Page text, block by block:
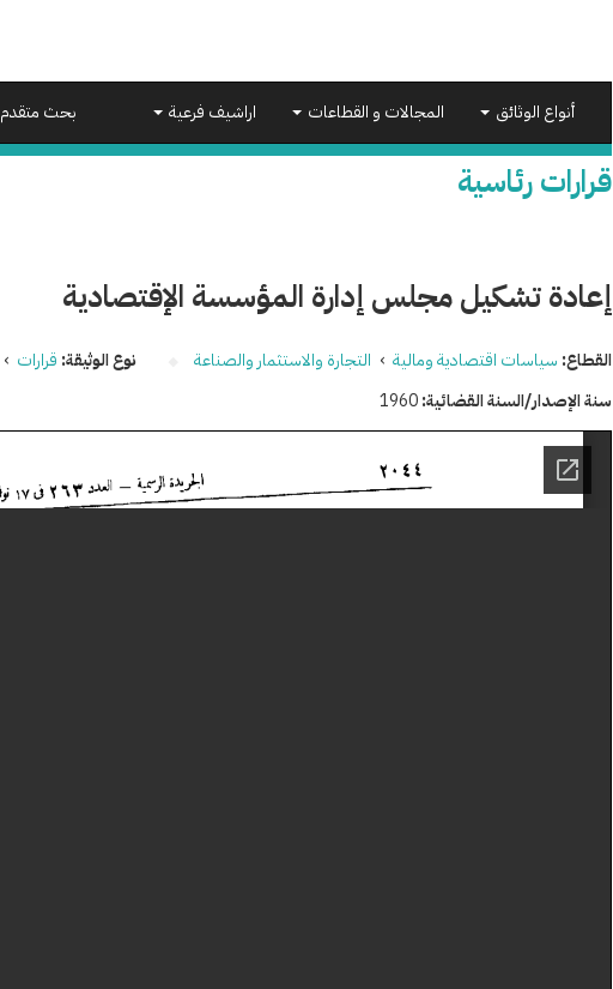
بحث متقدم
أنواع الوثائق المجالات و القطاعات اراشيف فرعية
قرارات رئاسية
إعادة تشكيل مجلس إدارة المؤسسة الإقتصادية
القطاع: سياسات اقتصادية ومالية › التجارة والاستثمار والصناعة نوع الوثيقة: قرارات ›
سنة الإصدار/السنة القضائية:1960